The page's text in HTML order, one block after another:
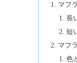
マフ
長
短
マフ
色